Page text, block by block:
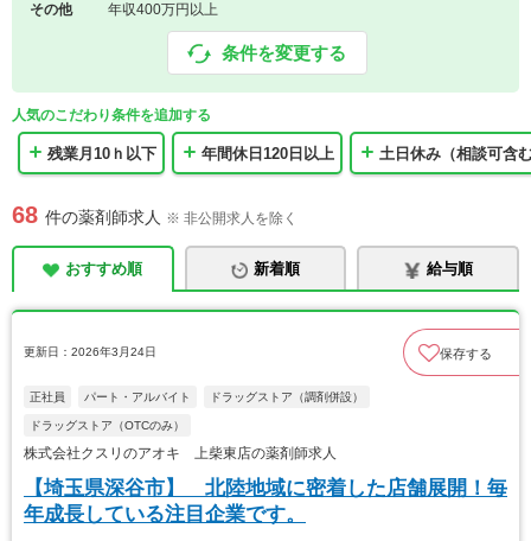
その他
年収400万円以上
条件を変更する
人気のこだわり条件を追加する
残業月10ｈ以下 年間休日120日以上 土日休み（相談可含
68 件の薬剤師求人 ※ 非公開求人を除く
おすすめ順 新着順 給与順
更新日：2026年3月24日 保存する
正社員 パート・アルバイト ドラッグストア（調剤併設）
ドラッグストア（OTCのみ）
株式会社クスリのアオキ 上柴東店の薬剤師求人
【埼玉県深谷市】 北陸地域に密着した店舗展開！毎
年成長している注目企業です。